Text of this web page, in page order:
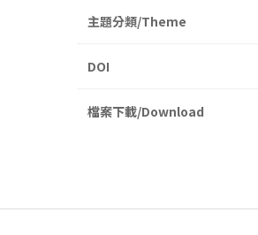
主題分類/Theme
DOI
檔案下載/Download